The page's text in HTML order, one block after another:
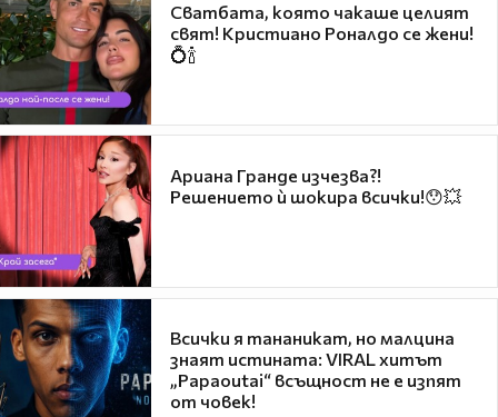
Сватбата, която чакаше целият
свят! Кристиано Роналдо се жени!
💍🍾
Ариана Гранде изчезва?!
Решението ѝ шокира всички!😯💥
Всички я тананикат, но малцина
знаят истината: VIRAL хитът
„Papaoutai“ всъщност не е изпят
от човек!